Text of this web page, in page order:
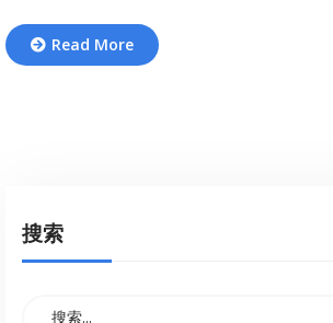
Read More
搜索